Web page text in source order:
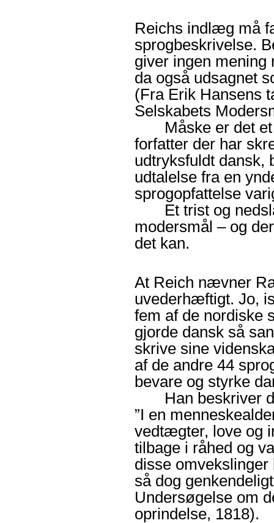
Reichs indlæg må
sprogbeskrivelse.
giver ingen mening
da også udsagnet
(Fra Erik Hansens
Selskabets
Måske er det et
forfatter der har
udtryksfuldt dansk,
udtalelse fra en
sprogopfattelse
Et trist og
modersmål – og
det kan.
At Reich nævner
uvederhæftigt. Jo,
fem af de nordiske
gjorde dansk så
skrive sine
af de andre 44
bevare og styrke
Han beskriver
”I en
vedtægter, love og
tilbage i råhed og
disse
så dog
Undersøgelse om
oprindelse, 1818).